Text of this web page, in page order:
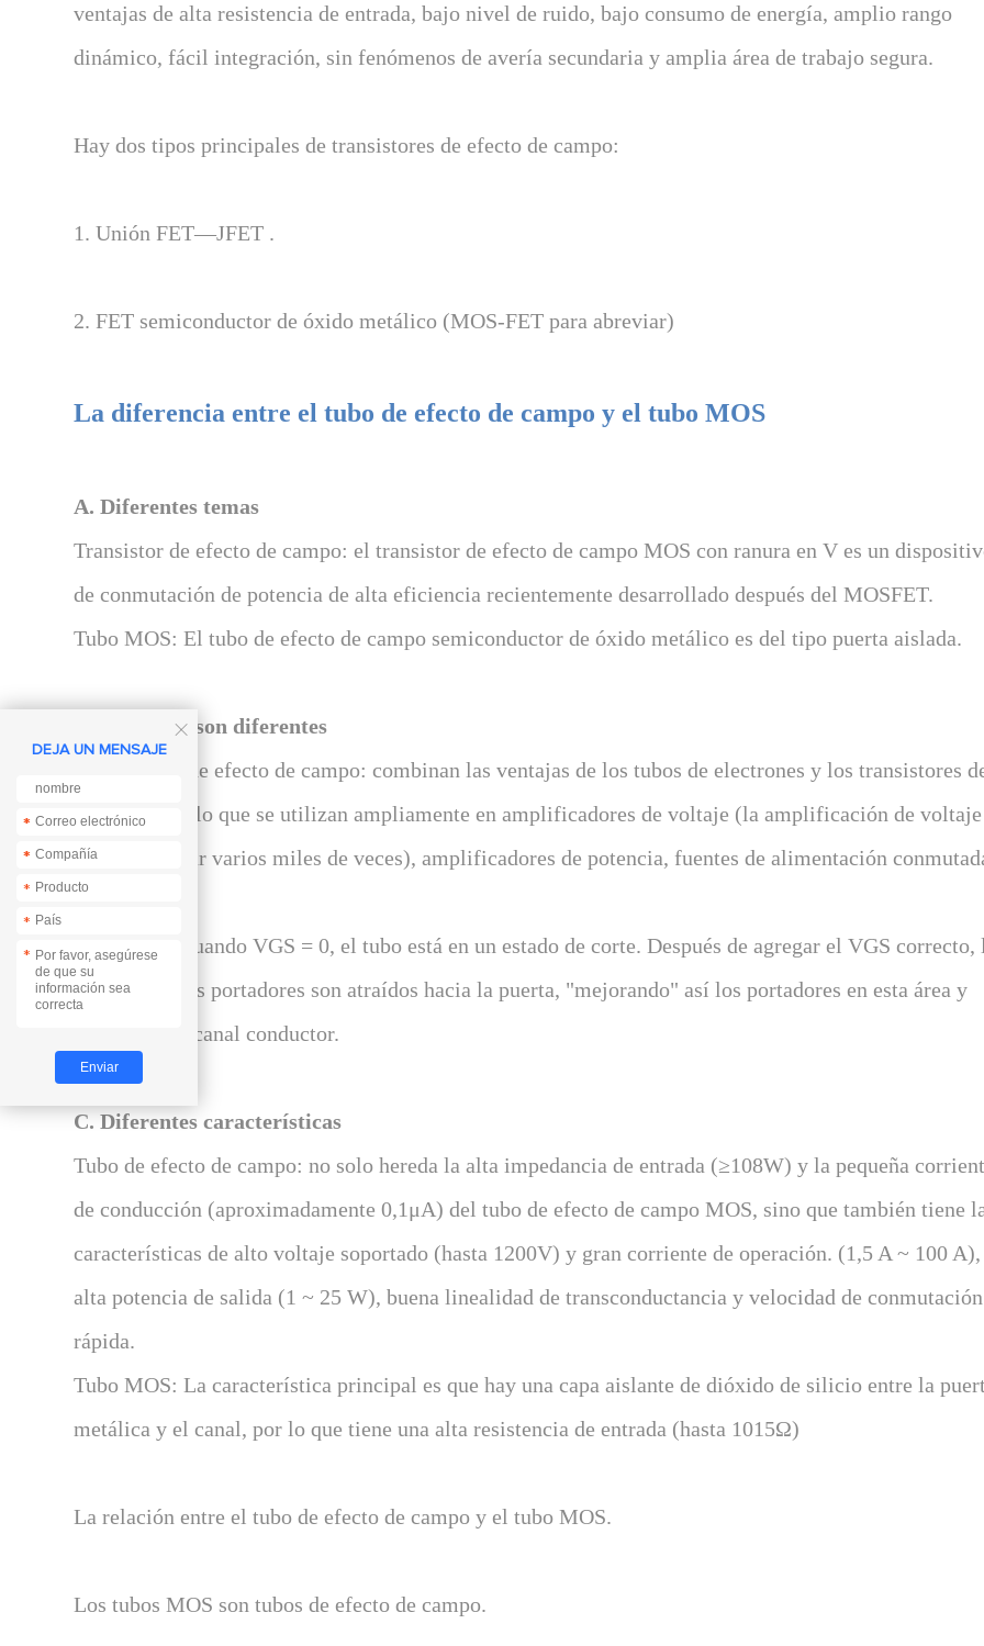
ventajas de alta resistencia de entrada, bajo nivel de ruido, bajo consumo de energía, amplio rango
dinámico, fácil integración, sin fenómenos de avería secundaria y amplia área de trabajo segura.
Hay dos tipos principales de transistores de efecto de campo:
1. Unión FET—JFET .
2. FET semiconductor de óxido metálico (MOS-FET para abreviar)
La diferencia entre el tubo de efecto de campo y el tubo MOS
A. Diferentes temas
Transistor de efecto de campo: el transistor de efecto de campo MOS con ranura en V es un
de conmutación de potencia de alta eficiencia recientemente desarrollado después del MOSFET.
Tubo MOS: El tubo de efecto de campo semiconductor de óxido metálico es del tipo puerta aislada.
B.Las reglas son diferentes
Transistores de efecto de campo: combinan las ventajas de los tubos de electrones y los transistores
potencia, por lo que se utilizan ampliamente en amplificadores de voltaje (la amplificación de voltaje
puede alcanzar varios miles de veces), amplificadores de potencia, fuentes de alimentación
Tubo MOS: cuando VGS = 0, el tubo está en un estado de corte. Después de agregar el VGS correcto,
mayoría de los portadores son atraídos hacia la puerta, "mejorando" así los portadores en esta área y
formando un canal conductor.
C. Diferentes características
Tubo de efecto de campo: no solo hereda la alta impedancia de entrada (≥108W) y la pequeña
de conducción (aproximadamente 0,1μA) del tubo de efecto de campo MOS, sino que también tiene
características de alto voltaje soportado (hasta 1200V) y gran corriente de operación. (1,5 A ~ 100 A),
alta potencia de salida (1 ~ 25 W), buena linealidad de transconductancia y velocidad de conmutación
rápida.
Tubo MOS: La característica principal es que hay una capa aislante de dióxido de silicio entre la
metálica y el canal, por lo que tiene una alta resistencia de entrada (hasta 1015Ω)
La relación entre el tubo de efecto de campo y el tubo MOS.
Los tubos MOS son tubos de efecto de campo.

DEJA UN MENSAJE
*
*
*
*
*
*
*